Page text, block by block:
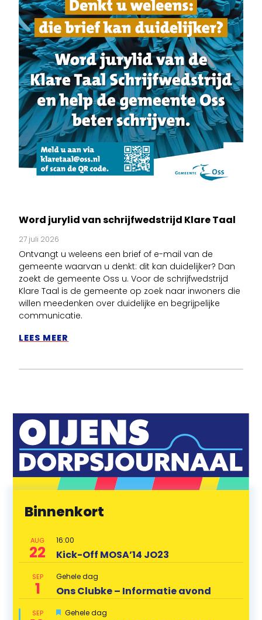
Word jurylid van schrijfwedstrijd Klare Taal
27 juli 2026
Ontvangt u weleens een brief of e-mail van de
gemeente waarvan u denkt: dit kan duidelijker? Dan
zoekt de gemeente Oss u. Voor de schrijfwedstrijd
Klare Taal is de gemeente op zoek naar inwoners die
willen meedenken over duidelijke en begrijpelijke
communicatie.
LEES MEER
Binnenkort
AUG
22
16:00
Kick-Off MOSA’14 JO23
SEP
1
Gehele dag
Ons Clubke – Informatie avond
SEP
U
Gehele dag